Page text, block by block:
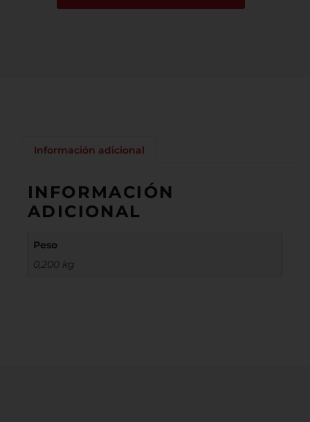
Información adicional
INFORMACIÓN
ADICIONAL
Peso
0,200 kg